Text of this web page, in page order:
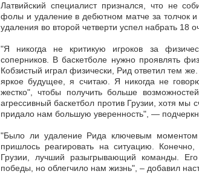
Латвийский специалист признался, что не
фолы и удаление в дебютном матче за толчок
удаления во второй четверти успел набрать 18
"Я никогда не критикую игроков за
соперников. В баскетболе нужно проявлять
Кобзистый играл физически, Рид ответил тем
яркое будущее, я считаю. Я никогда не
жестко", чтобы получить больше
агрессивный баскетбол против Грузии, хотя мы
придало нам большую уверенность", —
"Было ли удаление Рида ключевым
пришлось реагировать на ситуацию.
Грузии, лучший разыгрывающий команды.
победы, но облегчило нам жизнь", – добавил